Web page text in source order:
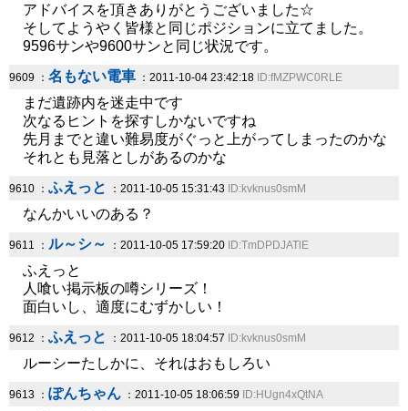
アドバイスを頂きありがとうございました☆
そしてようやく皆様と同じポジションに立てました。
9596サンや9600サンと同じ状況です。
9609 ： 名もない電車 ：2011-10-04 23:42:18 ID:fMZPWC0RLE
まだ遺跡内を迷走中です
次なるヒントを探すしかないですね
先月までと違い難易度がぐっと上がってしまったのかな
それとも見落としがあるのかな
9610 ： ふえっと ：2011-10-05 15:31:43 ID:kvknus0smM
なんかいいのある？
9611 ： ル～シ～ ：2011-10-05 17:59:20 ID:TmDPDJATlE
ふえっと
人喰い掲示板の噂シリーズ！
面白いし、適度にむずかしい！
9612 ： ふえっと ：2011-10-05 18:04:57 ID:kvknus0smM
ルーシーたしかに、それはおもしろい
9613 ： ぽんちゃん ：2011-10-05 18:06:59 ID:HUgn4xQtNA